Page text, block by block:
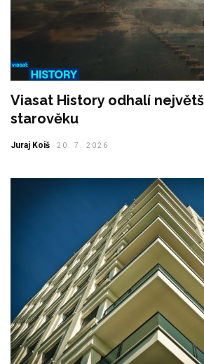
Viasat History odhalí
starověku
Juraj Koiš 20. 7. 2026